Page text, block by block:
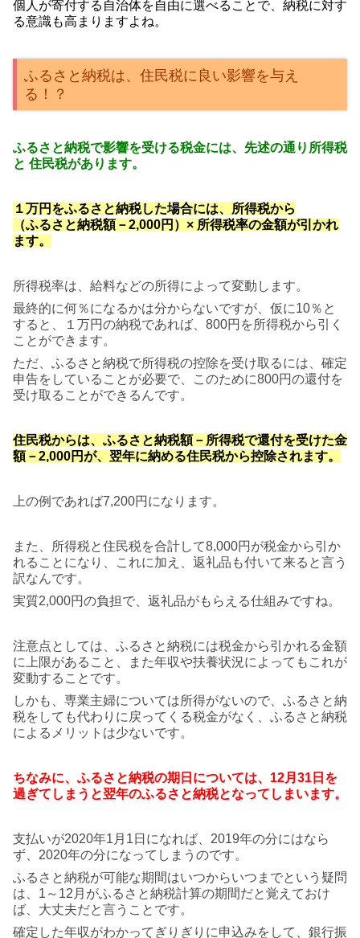
個人が寄付する自治体を自由に選べることで、 納税に対す
る意識も高まりますよね。
ふるさと納税は、住民税に良い影響を与え
る！？
ふるさと納税で影響を受ける税金には、先述の通り 所得税
と 住民税があります。
１万円をふるさと納税した場合には、所得税から
（ふるさと納税額－2,000円）× 所得税率の金額が引かれ
ます。
所得税率は、給料などの所得によって変動します。
最終的に何％になるかは分からないですが、仮に10％と
すると、１万円の納税であれば、800円を所得税から引く
ことができます。
ただ、ふるさと納税で所得税の控除を受け取るには、確定
申告をしていることが必要で、このために800円の還付を
受け取ることができるんです。
住民税からは、 ふるさと納税額－所得税で還付を受けた金
額－2,000円が、 翌年に納める住民税から控除されます。
上の例であれば7,200円になります。
また、所得税と住民税を合計して8,000円が税金から引か
れることになり、これに加え、返礼品も付いて来ると言う
訳なんです。
実質2,000円の負担で、返礼品がもらえる仕組みですね。
注意点としては、ふるさと納税には税金から引かれる金額
に上限があること、また年収や扶養状況によってもこれが
変動することです。
しかも、専業主婦については所得がないので、ふるさと納
税をしても代わりに戻ってくる税金がなく、ふるさと納税
によるメリットは少ないです。
ちなみに、ふるさと納税の期日については、 12月31日を
過ぎてしまうと翌年のふるさと納税となってしまいます。
支払いが2020年1月1日になれば、2019年の分にはなら
ず、2020年の分になってしまうのです。
ふるさと納税が可能な期間はいつからいつまでという疑問
は、1～12月がふるさと納税計算の期間だと覚えておけ
ば、大丈夫だと言うことです。
確定した年収がわかってぎりぎりに申込みをして、銀行振